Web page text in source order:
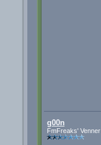
g00n
FmFreaks' Venner